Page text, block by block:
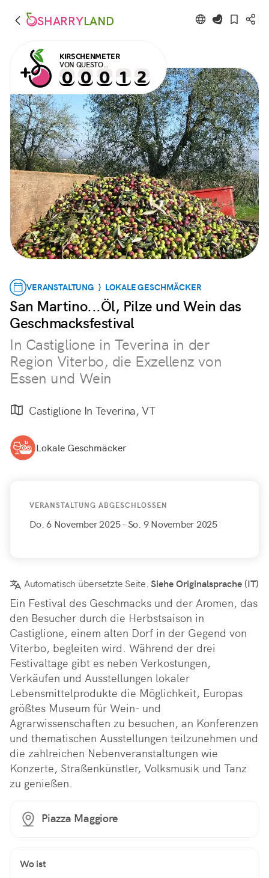
SHARRYLAND
KIRSCHENMETER
VON QUESTO
VERANSTALTUNG
VERANSTALTUNG } LOKALE GESCHMÄCKER
San Martino...Öl, Pilze und Wein das
Geschmacksfestival
In Castiglione in Teverina in der
Region Viterbo, die Exzellenz von
Essen und Wein
Castiglione In Teverina, VT
Lokale Geschmäcker
VERANSTALTUNG ABGESCHLOSSEN
Do. 6 November 2025- So. 9 November 2025
Automatisch übersetzte Seite.Siehe Originalsprache (IT)
Ein Festival des Geschmacks und der Aromen, das
den Besucher durch die Herbstsaison in
Castiglione, einem alten Dorf in der Gegend von
Viterbo, begleiten wird. Während der drei
Festivaltage gibt es neben Verkostungen,
Verkäufen und Ausstellungen lokaler
Lebensmittelprodukte die Möglichkeit, Europas
größtes Museum für Wein- und
Agrarwissenschaften zu besuchen, an Konferenzen
und thematischen Ausstellungen teilzunehmen und
die zahlreichen Nebenveranstaltungen wie
Konzerte, Straßenkünstler, Volksmusik und Tanz
zu genießen.
Piazza Maggiore
Wo ist